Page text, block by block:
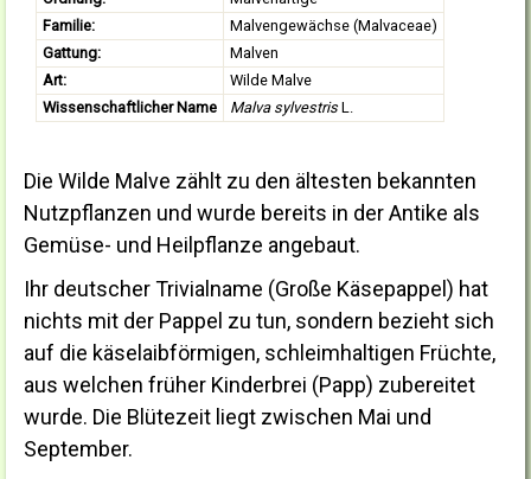
Familie:
Malvengewächse (Malvaceae)
Gattung:
Malven
Art:
Wilde Malve
Wissenschaftlicher Name
Malva sylvestrisL.
Die Wilde Malve zählt zu den ältesten bekannten
Nutzpflanzen und wurde bereits in der Antike als
Gemüse- und Heilpflanze angebaut.
Ihr deutscher Trivialname (Große Käsepappel) hat
nichts mit der Pappel zu tun, sondern bezieht sich
auf die käselaibförmigen, schleimhaltigen Früchte,
aus welchen früher Kinderbrei (Papp) zubereitet
wurde. Die Blütezeit liegt zwischen Mai und
September.